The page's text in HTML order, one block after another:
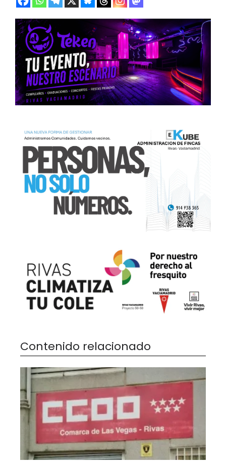
Contenido relacionado